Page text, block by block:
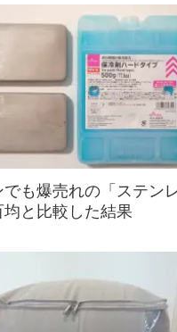
でも爆売れの「ステン
と比較した結果